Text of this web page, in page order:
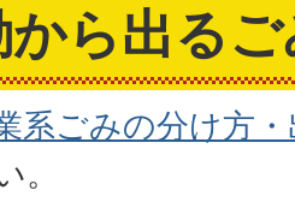
ら出る
系ごみの分け方
。